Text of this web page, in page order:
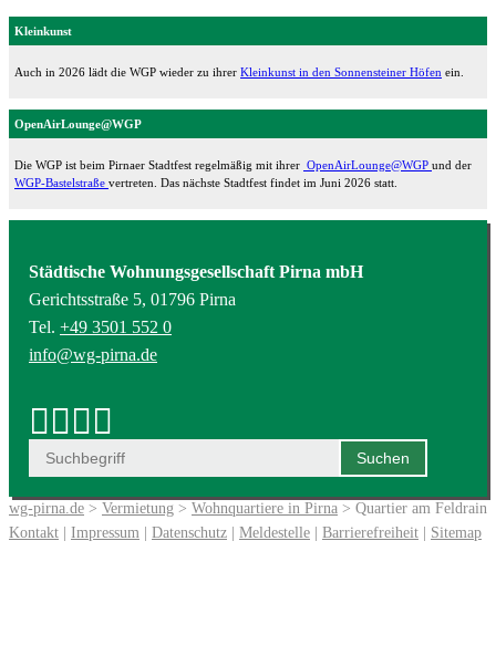
Kleinkunst
Auch in 2026 lädt die WGP wieder zu ihrer Kleinkunst in den Sonnensteiner Höfen ein.
OpenAirLounge@WGP
Die WGP ist beim Pirnaer Stadtfest regelmäßig mit ihrer OpenAirLounge@WGP und der
WGP-Bastelstraße vertreten. Das nächste Stadtfest findet im Juni 2026 statt.
Städtische Wohnungsgesellschaft Pirna mbH
Gerichtsstraße 5, 01796 Pirna
Tel. +49 3501 552 0
info@wg-pirna.de
wg-pirna.de > Vermietung > Wohnquartiere in Pirna > Quartier am Feldrain
Kontakt
Impressum Datenschutz Meldestelle Barrierefreiheit Sitemap